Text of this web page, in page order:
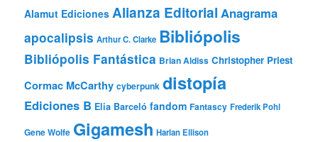
Alamut Ediciones Alianza Editorial Anagrama
apocalipsis Arthur C. Clarke Bibliópolis
Bibliópolis Fantástica Brian Aldiss Christopher Priest
Cormac McCarthy cyberpunk distopía
Ediciones B Elia Barceló fandom Fantascy Frederik Pohl
Gene Wolfe Gigamesh Harlan Ellison